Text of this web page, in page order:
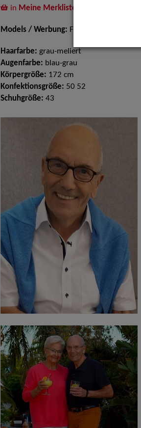
in Meine Merkliste
Models / Werbung: Fotomodell
Haarfarbe: grau-meliert
Augenfarbe: blau-grau
Körpergröße: 172 cm
Konfektionsgröße: 50 52
Schuhgröße: 43